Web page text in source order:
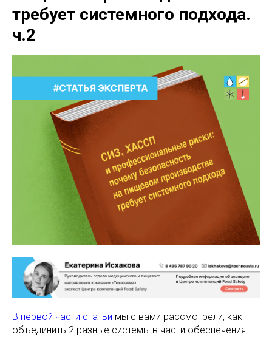
требует системного подхода.
ч.2
В первой части статьи мы с вами рассмотрели, как
объединить 2 разные системы в части обеспечения